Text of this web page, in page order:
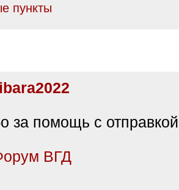
пункты
за помощь с
ВГД